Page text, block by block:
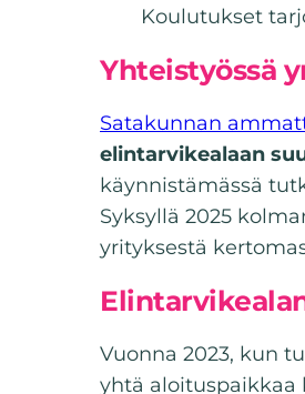
Koulutukset
Yhteistyössä
Satakunnan
elintarvikealaan
käynnistämässä
Syksyllä 2025
yrityksestä
Vuonna 2023, kun
yhtä aloituspaikkaa